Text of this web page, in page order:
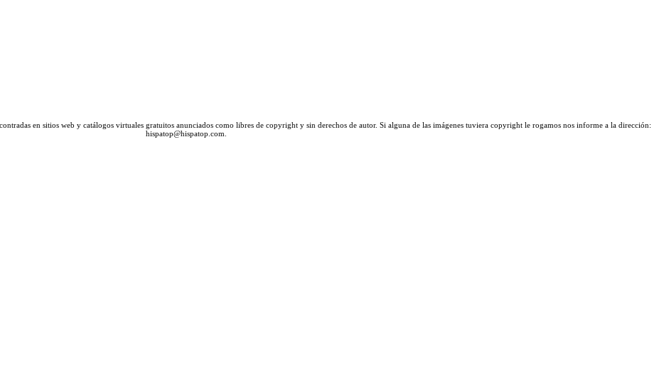
en sitios web y catálogos virtuales gratuitos anunciados como libres de copyright y sin derechos de autor. Si alguna de las imágenes tuviera copyright le rogamos nos informe a la dirección:
hispatop@hispatop.com.